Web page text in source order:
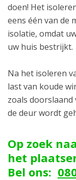
doen! Het
eens één van de
isolatie, omdat
uw huis bestrijkt.
Na het isoleren
last van koude
zoals
de deur wordt
Op zoek
het
Bel ons: